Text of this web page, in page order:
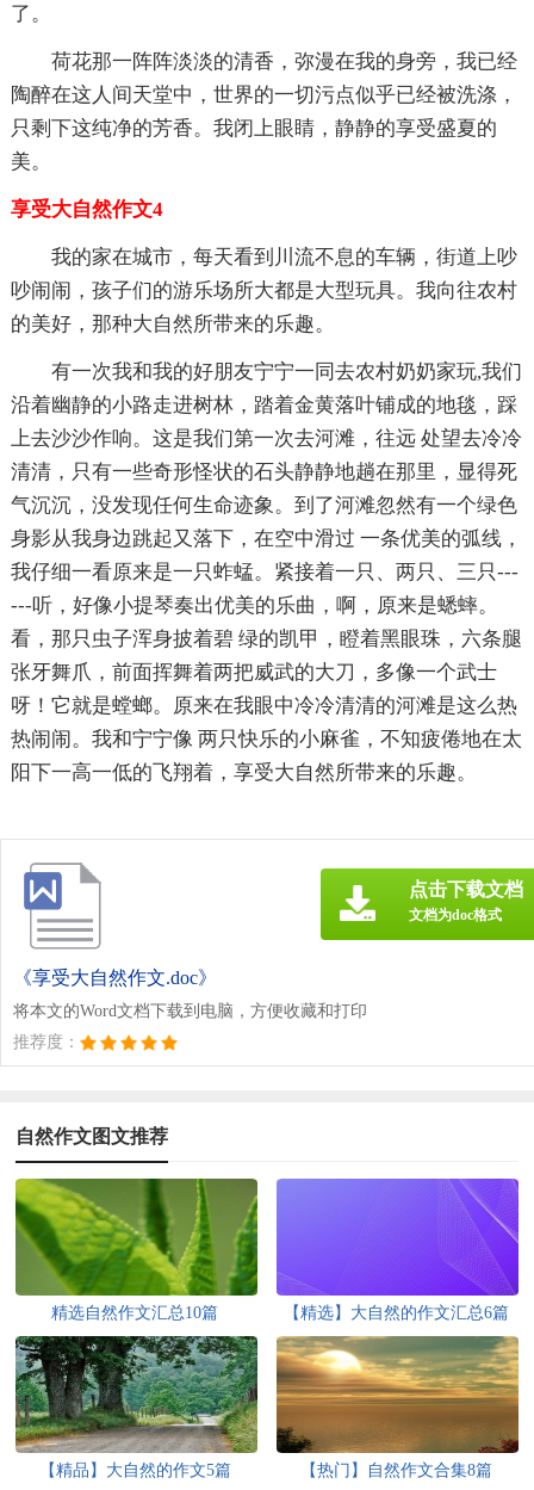
了。
荷花那一阵阵淡淡的清香，弥漫在我的身旁，我已经
陶醉在这人间天堂中，世界的一切污点似乎已经被洗涤，
只剩下这纯净的芳香。我闭上眼睛，静静的享受盛夏的
美。
享受大自然作文4
我的家在城市，每天看到川流不息的车辆，街道上吵
吵闹闹，孩子们的游乐场所大都是大型玩具。我向往农村
的美好，那种大自然所带来的乐趣。
有一次我和我的好朋友宁宁一同去农村奶奶家玩,我们
沿着幽静的小路走进树林，踏着金黄落叶铺成的地毯，踩
上去沙沙作响。这是我们第一次去河滩，往远 处望去冷冷
清清，只有一些奇形怪状的石头静静地趟在那里，显得死
气沉沉，没发现任何生命迹象。到了河滩忽然有一个绿色
身影从我身边跳起又落下，在空中滑过 一条优美的弧线，
我仔细一看原来是一只蚱蜢。紧接着一只、两只、三只---
---听，好像小提琴奏出优美的乐曲，啊，原来是蟋蟀。
看，那只虫子浑身披着碧 绿的凯甲，瞪着黑眼珠，六条腿
张牙舞爪，前面挥舞着两把威武的大刀，多像一个武士
呀！它就是螳螂。原来在我眼中冷冷清清的河滩是这么热
热闹闹。我和宁宁像 两只快乐的小麻雀，不知疲倦地在太
阳下一高一低的飞翔着，享受大自然所带来的乐趣。
《享受大自然作文.doc》
将本文的Word文档下载到电脑，方便收藏和打印
推荐度：
点击下载文档
文档为doc格式
自然作文图文推荐
精选自然作文汇总10篇 【精选】大自然的作文汇总6篇
【精品】大自然的作文5篇 【热门】自然作文合集8篇